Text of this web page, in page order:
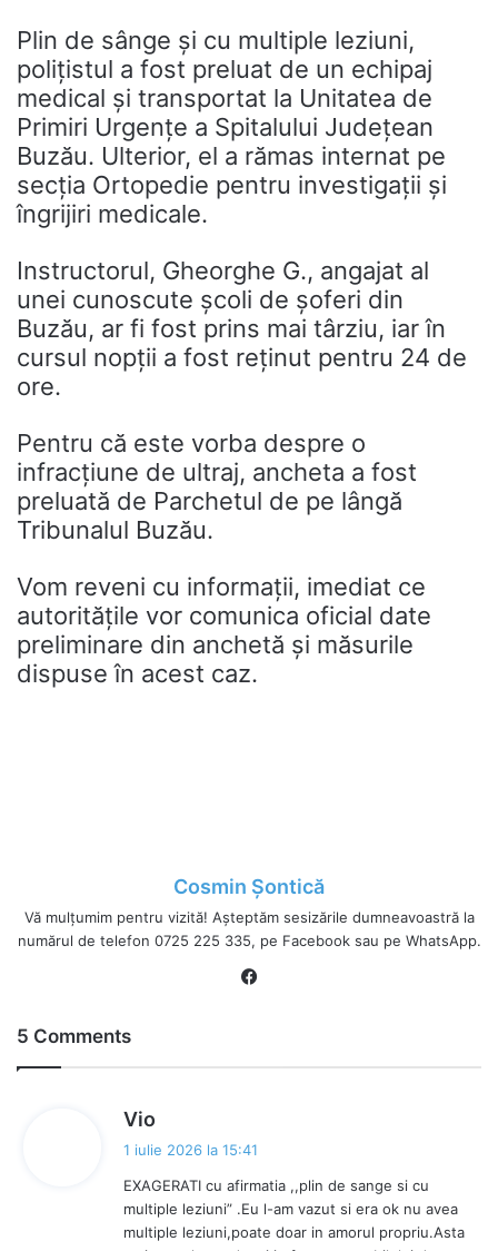
Plin de sânge și cu multiple leziuni,
polițistul a fost preluat de un echipaj
medical și transportat la Unitatea de
Primiri Urgențe a Spitalului Județean
Buzău. Ulterior, el a rămas internat pe
secția Ortopedie pentru investigații și
îngrijiri medicale.
Instructorul, Gheorghe G., angajat al
unei cunoscute școli de șoferi din
Buzău, ar fi fost prins mai târziu, iar în
cursul nopții a fost reținut pentru 24 de
ore.
Pentru că este vorba despre o
infracțiune de ultraj, ancheta a fost
preluată de Parchetul de pe lângă
Tribunalul Buzău.
Vom reveni cu informații, imediat ce
autoritățile vor comunica oficial date
preliminare din anchetă și măsurile
dispuse în acest caz.
Cosmin Șontică
Vă mulțumim pentru vizită! Așteptăm sesizările dumneavoastră la
numărul de telefon 0725 225 335, pe Facebook sau pe WhatsApp.
5 Comments
Vio
n
e
:
1 iulie 2026 la 15:41
EXAGERATI cu afirmatia ,,plin de sange si cu
multiple leziuni” .Eu l-am vazut si era ok nu avea
multiple leziuni,poate doar in amorul propriu.Asta